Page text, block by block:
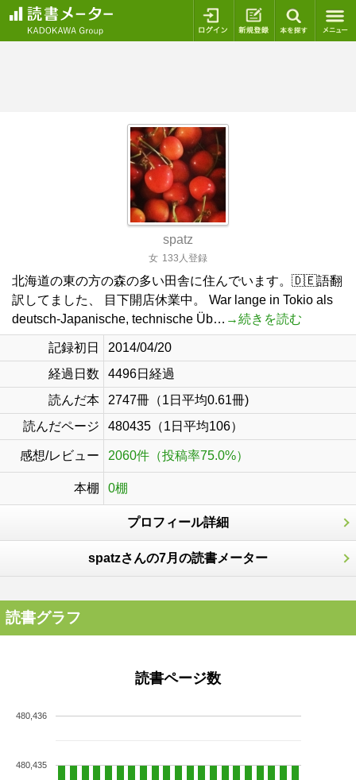
ログイン 新規登録
spatz
女 133人登録
北海道の東の方の森の多い田舎に住んでいます。🇩🇪語翻
訳してました、 目下開店休業中。 War lange in Tokio als
deutsch-Japanische, technische Üb… →続きを読む
記録初日
2014/04/20
経過日数
4496日経過
読んだ本
2747冊（1日平均0.61冊)
読んだページ
480435（1日平均106）
感想/レビュー 2060件（投稿率75.0%）
本棚 0棚
プロフィール詳細
spatzさんの7月の読書メーター
読書グラフ
読書ページ数
480,435
480,436